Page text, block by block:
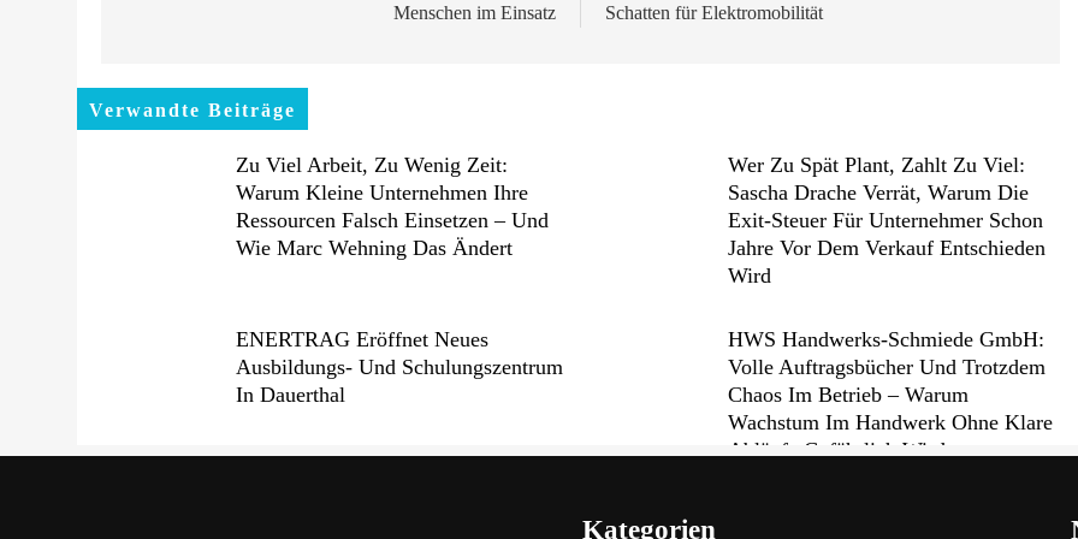
Menschen im Einsatz
Schatten für Elektromobilität
Verwandte Beiträge
Zu Viel Arbeit, Zu Wenig Zeit:
Warum Kleine Unternehmen Ihre
Ressourcen Falsch Einsetzen – Und
Wie Marc Wehning Das Ändert
Wer Zu Spät Plant, Zahlt Zu Viel:
Sascha Drache Verrät, Warum Die
Exit-Steuer Für Unternehmer Schon
Jahre Vor Dem Verkauf Entschieden
Wird
ENERTRAG Eröffnet Neues
Ausbildungs- Und Schulungszentrum
In Dauerthal
HWS Handwerks-Schmiede GmbH:
Volle Auftragsbücher Und Trotzdem
Chaos Im Betrieb – Warum
Wachstum Im Handwerk Ohne Klare
Abläufe Gefährlich Wird
Kategorien